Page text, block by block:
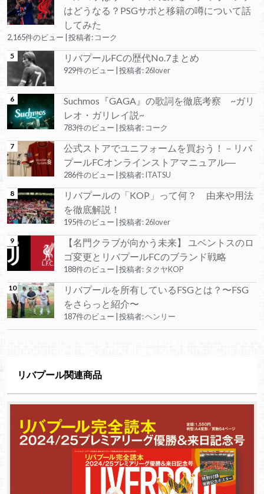
はどうなる？PSGサポと移籍の噂について話
してみた
2,165件のビュー 投稿者: コーク
リバプールFCの歴代No.7まとめ
929件のビュー 投稿者:26lover
Suchmos『GAGA』の歌詞を徹底考察 ~ガリ
レオ・ガリレイ説~
783件のビュー 投稿者: コーク
公式ストアでユニフォームを買おう！－リバ
プールFCオンラインストアマニュアル―
286件のビュー 投稿者:ITATSU
リバプールの「KOP」って何？ 由来や用法
を徹底解説！
195件のビュー 投稿者:26lover
【名門クラブが向かう未来】 ユベントスのロ
ゴ変更とリバプールFCのブランド戦略
188件のビュー 投稿者: タクヤKOP
リバプールを所有しているFSGとは？〜FSG
をさらっと紹介〜
187件のビュー 投稿者:ヘンリー
リバプール関連商品